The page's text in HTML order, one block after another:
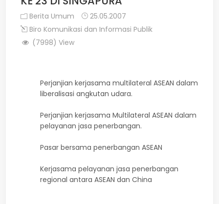
Berita Umum
25.05.2007
Biro Komunikasi dan Informasi Publik
(7998) View
Perjanjian kerjasama multilateral ASEAN dalam
liberalisasi angkutan udara.
Perjanjian kerjasama Multilateral ASEAN dalam
pelayanan jasa penerbangan.
Pasar bersama penerbangan ASEAN
Kerjasama pelayanan jasa penerbangan
regional antara ASEAN dan China